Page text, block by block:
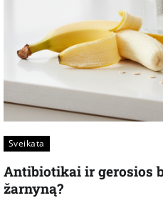
Sveikata
Antibiotikai ir gerosios
žarnyną?